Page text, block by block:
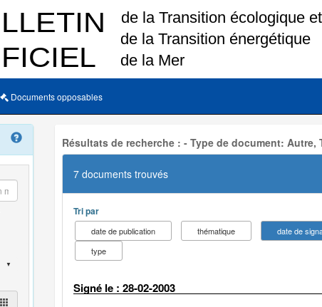
Documents opposables
Résultats de recherche : - Type de document: Autre,
7 documents trouvés
Tri par
date de publication thématique
date de
type
Signé le : 28-02-2003